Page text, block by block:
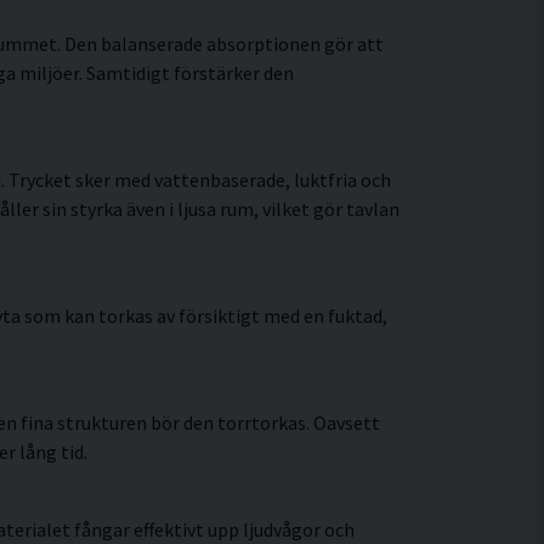
Den balanserade absorptionen gör att
miljöer. Samtidigt förstärker den
sker med vattenbaserade, luktfria och
sin styrka även i ljusa rum, vilket gör tavlan
som kan torkas av försiktigt med en fuktad,
fina strukturen bör den torrtorkas. Oavsett
lång tid.
fångar effektivt upp ljudvågor och